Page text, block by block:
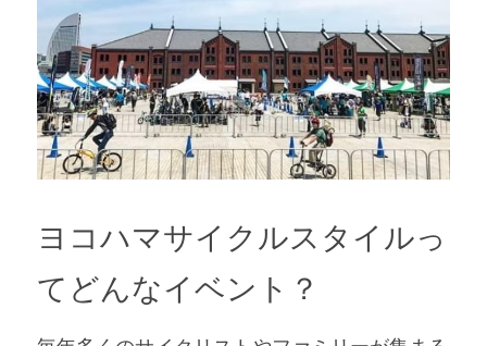
ヨコハマサイクルスタイルっ
てどんなイベント？